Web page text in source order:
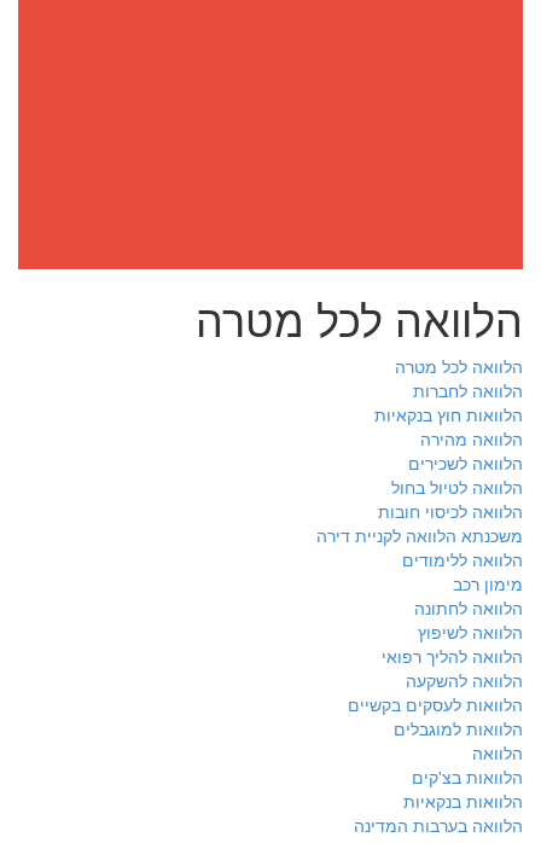
הלוואה לכל מטרה
הלוואה לכל מטרה
הלוואה לחברות
הלוואות חוץ בנקאיות
הלוואה מהירה
הלוואה לשכירים
הלוואה לטיול בחול
הלוואה לכיסוי חובות
משכנתא הלוואה לקניית דירה
הלוואה ללימודים
מימון רכב
הלוואה לחתונה
הלוואה לשיפוץ
הלוואה להליך רפואי
הלוואה להשקעה
הלוואות לעסקים בקשיים
הלוואות למוגבלים
הלוואה
הלוואות בצ'קים
הלוואות בנקאיות
הלוואה בערבות המדינה